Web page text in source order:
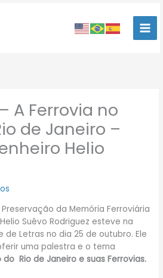
A Ferrovia no
de Janeiro –
Helio
da Memória Ferroviária
Suêvo Rodriguez esteve na
de Letras no dia 25 de outubro. Ele
uma palestra e o tema
do Rio de Janeiro e suas Ferrovias.